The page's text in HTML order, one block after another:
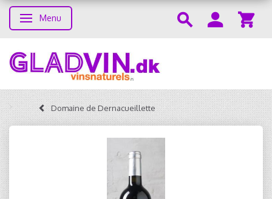
Toggle navigation
Menu
Domaine de Dernacueillette